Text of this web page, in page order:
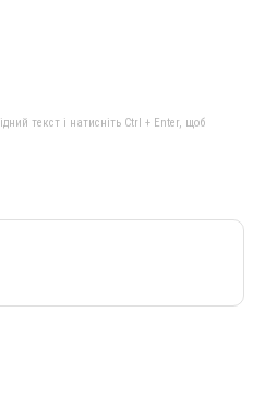
текст і натисніть Ctrl + Enter, щоб